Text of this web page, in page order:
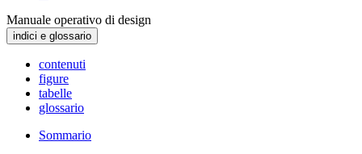
Manuale operativo di design
indici e glossario
contenuti
figure
tabelle
glossario
Sommario